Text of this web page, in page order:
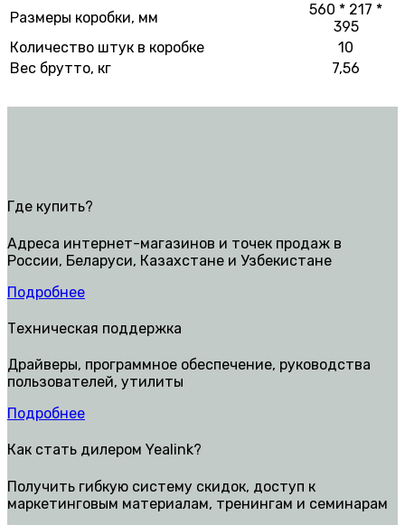
Размеры коробки, мм
560 * 217 *
395
Количество штук в коробке
10
Вес брутто, кг
7,56
Где купить?
Адреса интернет-магазинов и точек продаж в
России, Беларуси, Казахстане и Узбекистане
Подробнее
Техническая поддержка
Драйверы, программное обеспечение, руководства
пользователей, утилиты
Подробнее
Как стать дилером Yealink?
Получить гибкую систему скидок, доступ к
маркетинговым материалам, тренингам и семинарам